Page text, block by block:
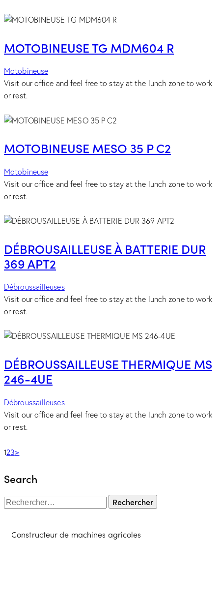
MOTOBINEUSE TG MDM604 R
Motobineuse
Visit our office and feel free to stay at the lunch zone to work
or rest.
MOTOBINEUSE MESO 35 P C2
Motobineuse
Visit our office and feel free to stay at the lunch zone to work
or rest.
DÉBROUSAILLEUSE À BATTERIE DUR
369 APT2
Débroussailleuses
Visit our office and feel free to stay at the lunch zone to work
or rest.
DÉBROUSSAILLEUSE THERMIQUE MS
246-4UE
Débroussailleuses
Visit our office and feel free to stay at the lunch zone to work
or rest.
123>
Search
Constructeur de machines agricoles